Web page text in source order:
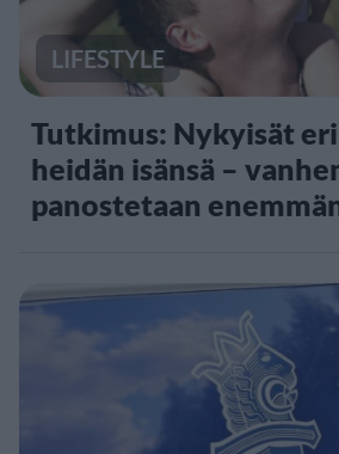
LIFESTYLE
Tutkimus: Nykyisät
heidän isänsä –
panostetaan